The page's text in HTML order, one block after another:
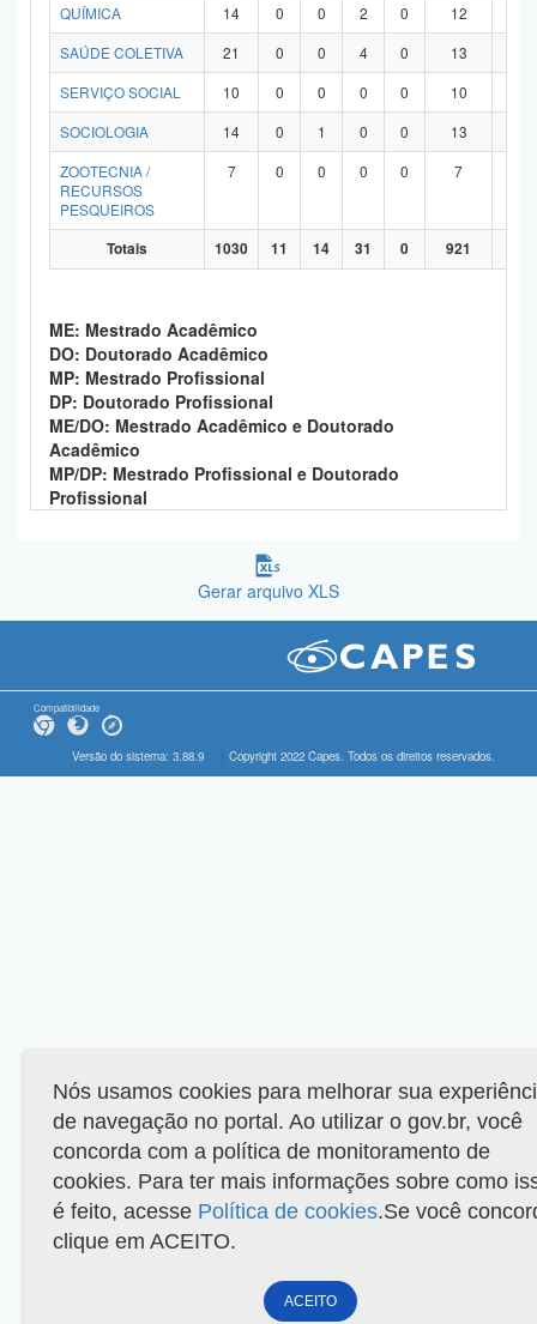
QUÍMICA
14 0 0 2 0 12
SAÚDE COLETIVA
21 0 0 4 0 13
SERVIÇO SOCIAL
10 0 0 0 0 10
SOCIOLOGIA
14 0 1 0 0 13
ZOOTECNIA /
RECURSOS
PESQUEIROS
7 0 0 0 0 7
Totais 1030 11 14 31 0 921
ME: Mestrado Acadêmico
DO: Doutorado Acadêmico
MP: Mestrado Profissional
DP: Doutorado Profissional
ME/DO: Mestrado Acadêmico e Doutorado
Acadêmico
MP/DP: Mestrado Profissional e Doutorado
Profissional
Gerar arquivo XLS
Compatibilidade
Versão do sistema: 3.88.9 Copyright 2022 Capes. Todos os direitos reservados.
Nós usamos cookies para melhorar sua
de navegação no portal. Ao utilizar o gov.br, você
concorda com a política de monitoramento de
cookies. Para ter mais informações sobre como
é feito, acesse Política de cookies.Se você
clique em ACEITO.
ACEITO